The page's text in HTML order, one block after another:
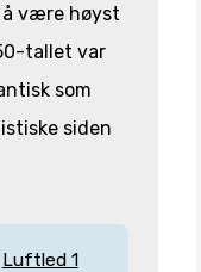
å være høyst
tallet var
som
siden
Luftled 1